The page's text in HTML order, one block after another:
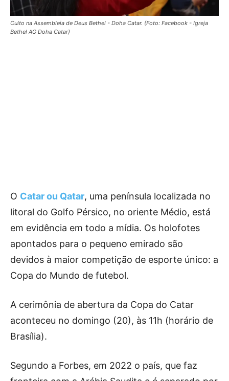
Culto na Assembleia de Deus Bethel - Doha Catar. (Foto: Facebook - Igreja
Bethel AG Doha Catar)
O Catar ou Qatar, uma península localizada no
litoral do Golfo Pérsico, no oriente Médio, está
em evidência em todo a mídia. Os holofotes
apontados para o pequeno emirado são
devidos à maior competição de esporte único: a
Copa do Mundo de futebol.
A cerimônia de abertura da Copa do Catar
aconteceu no domingo (20), às 11h (horário de
Brasília).
Segundo a Forbes, em 2022 o país, que faz